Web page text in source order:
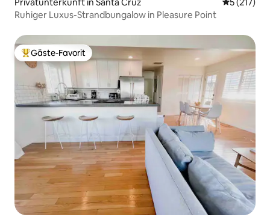
Ruhiger Luxus-Strandbungalow in Pleasure Point
Beliebter Gäste-Favorit.
Gäste-Favorit